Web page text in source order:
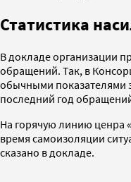
Статистика
В докладе организации
обращений. Так, в
обычными показателями
последний год
На горячую линию ценра
время самоизоляции
сказано в докладе.